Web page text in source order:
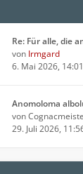
Re: Für alle, die
von Irmgard
6. Mai 2026, 14:01
Anomoloma
von
29. Juli 2026,